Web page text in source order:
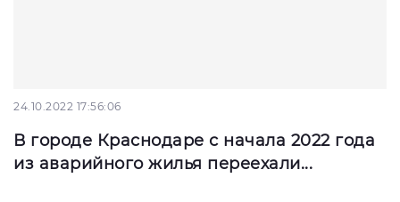
24.10.2022 17:56:06
В городе Краснодаре с начала 2022 года
из аварийного жилья переехали...